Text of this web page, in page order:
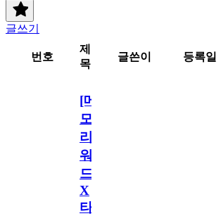
글쓰기
번호
제
목
글쓴이 등록일
[메
모
리
워
드
X
타